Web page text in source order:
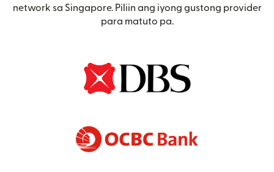
network sa Singapore. Piliin ang iyong gustong provider
para matuto pa.